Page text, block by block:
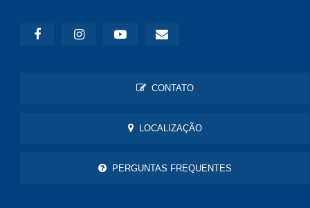
CONTATO
LOCALIZAÇÃO
PERGUNTAS FREQUENTES